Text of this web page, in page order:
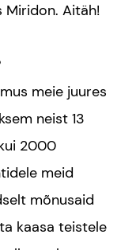
Miridon. Aitäh!
meie juures
neist 13
2000
meid
mõnusaid
kaasa teistele